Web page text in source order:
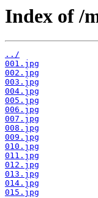
Index of /
../
001.jpg
002.jpg
003.jpg
004.jpg
005.jpg
006.jpg
007.jpg
008.jpg
009.jpg
010.jpg
011.jpg
012.jpg
013.jpg
014.jpg
015.jpg